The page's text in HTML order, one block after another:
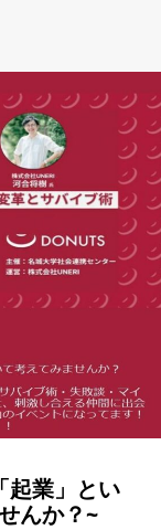
起業」とい
んか？~